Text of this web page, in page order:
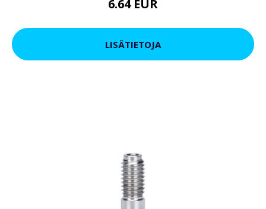
6.64 EUR
LISÄTIETOJA